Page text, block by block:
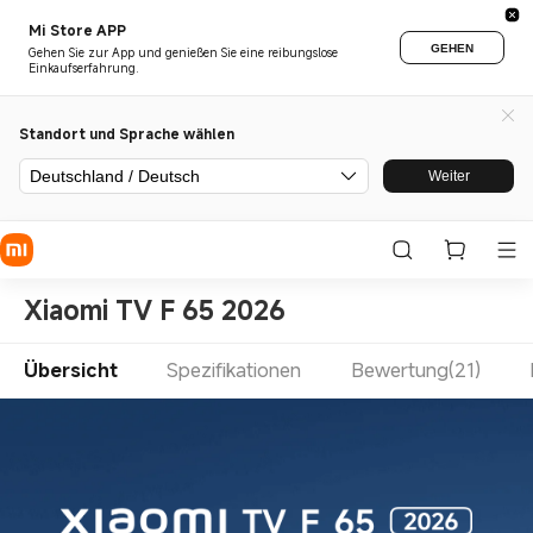
Mi Store APP
Gehen Sie zur App und genießen Sie eine reibungslose
Einkaufserfahrung.
GEHEN
Standort und Sprache wählen
Deutschland / Deutsch Weiter
Xiaomi TV F 65 2026
Übersicht Spezifikationen Bewertung(21)